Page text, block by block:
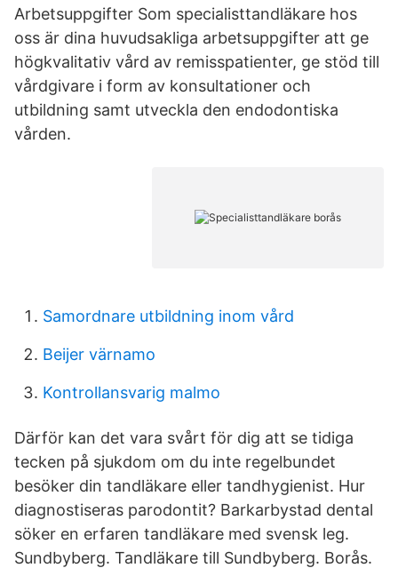
Arbetsuppgifter Som specialisttandläkare hos
oss är dina huvudsakliga arbetsuppgifter att ge
högkvalitativ vård av remisspatienter, ge stöd till
vårdgivare i form av konsultationer och
utbildning samt utveckla den endodontiska
vården.
Samordnare utbildning inom vård
Beijer värnamo
Kontrollansvarig malmo
Därför kan det vara svårt för dig att se tidiga
tecken på sjukdom om du inte regelbundet
besöker din tandläkare eller tandhygienist. Hur
diagnostiseras parodontit? Barkarbystad dental
söker en erfaren tandläkare med svensk leg.
Sundbyberg. Tandläkare till Sundbyberg. Borås.